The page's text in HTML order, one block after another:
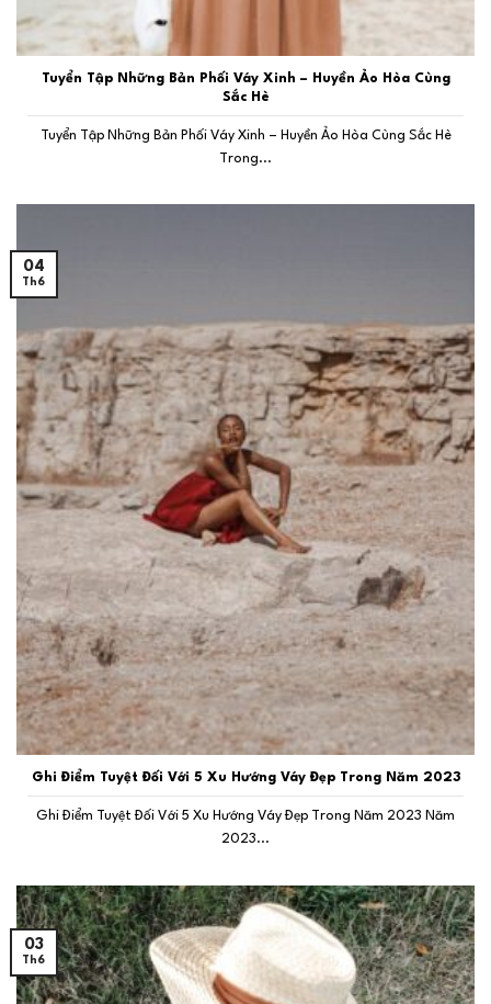
Tuyển Tập Những Bản Phối Váy Xinh – Huyền Ảo Hòa Cùng
Sắc Hè
Tuyển Tập Những Bản Phối Váy Xinh – Huyền Ảo Hòa Cùng Sắc Hè
Trong...
Ghi Điểm Tuyệt Đối Với 5 Xu Hướng Váy Đẹp Trong Năm 2023
Ghi Điểm Tuyệt Đối Với 5 Xu Hướng Váy Đẹp Trong Năm 2023 Năm
2023...
04
Th6
03
Th6